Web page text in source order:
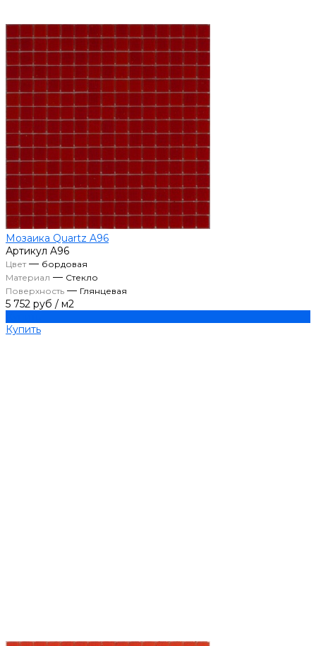
Мозаика Quartz A96
Артикул A96
Цвет— бордовая
Материал — Стекло
Поверхность — Глянцевая
5 752 руб / м2
Купить